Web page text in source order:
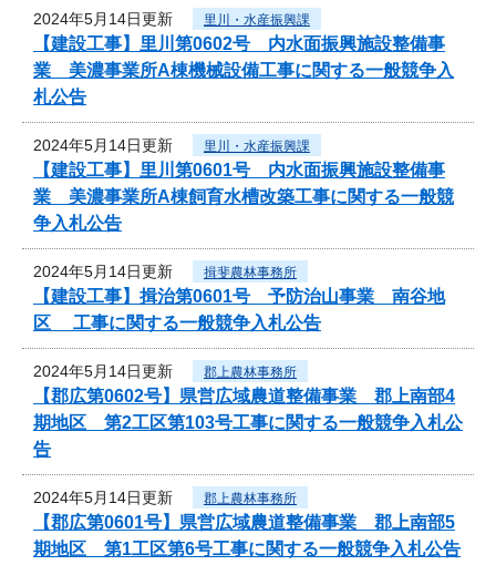
2024年5月14日更新 里川・水産振興課
【建設工事】里川第0602号 内水面振興施設整備事
業 美濃事業所A棟機械設備工事に関する一般競争入
札公告
2024年5月14日更新 里川・水産振興課
【建設工事】里川第0601号 内水面振興施設整備事
業 美濃事業所A棟飼育水槽改築工事に関する一般競
争入札公告
2024年5月14日更新 揖斐農林事務所
【建設工事】揖治第0601号 予防治山事業 南谷地
区 工事に関する一般競争入札公告
2024年5月14日更新 郡上農林事務所
【郡広第0602号】県営広域農道整備事業 郡上南部4
期地区 第2工区第103号工事に関する一般競争入札公
告
2024年5月14日更新 郡上農林事務所
【郡広第0601号】県営広域農道整備事業 郡上南部5
期地区 第1工区第6号工事に関する一般競争入札公告